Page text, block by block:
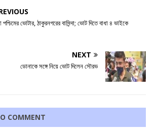
পশ্চিমের ভোটার, ঠাকুরনগরের বাসিন্দা; ভোট দিতে বাধা ৪ ভাইকে
NEXT
ডোনাকে সঙ্গে নিয়ে ভোট দিলেন সৌরভ
COMMENT